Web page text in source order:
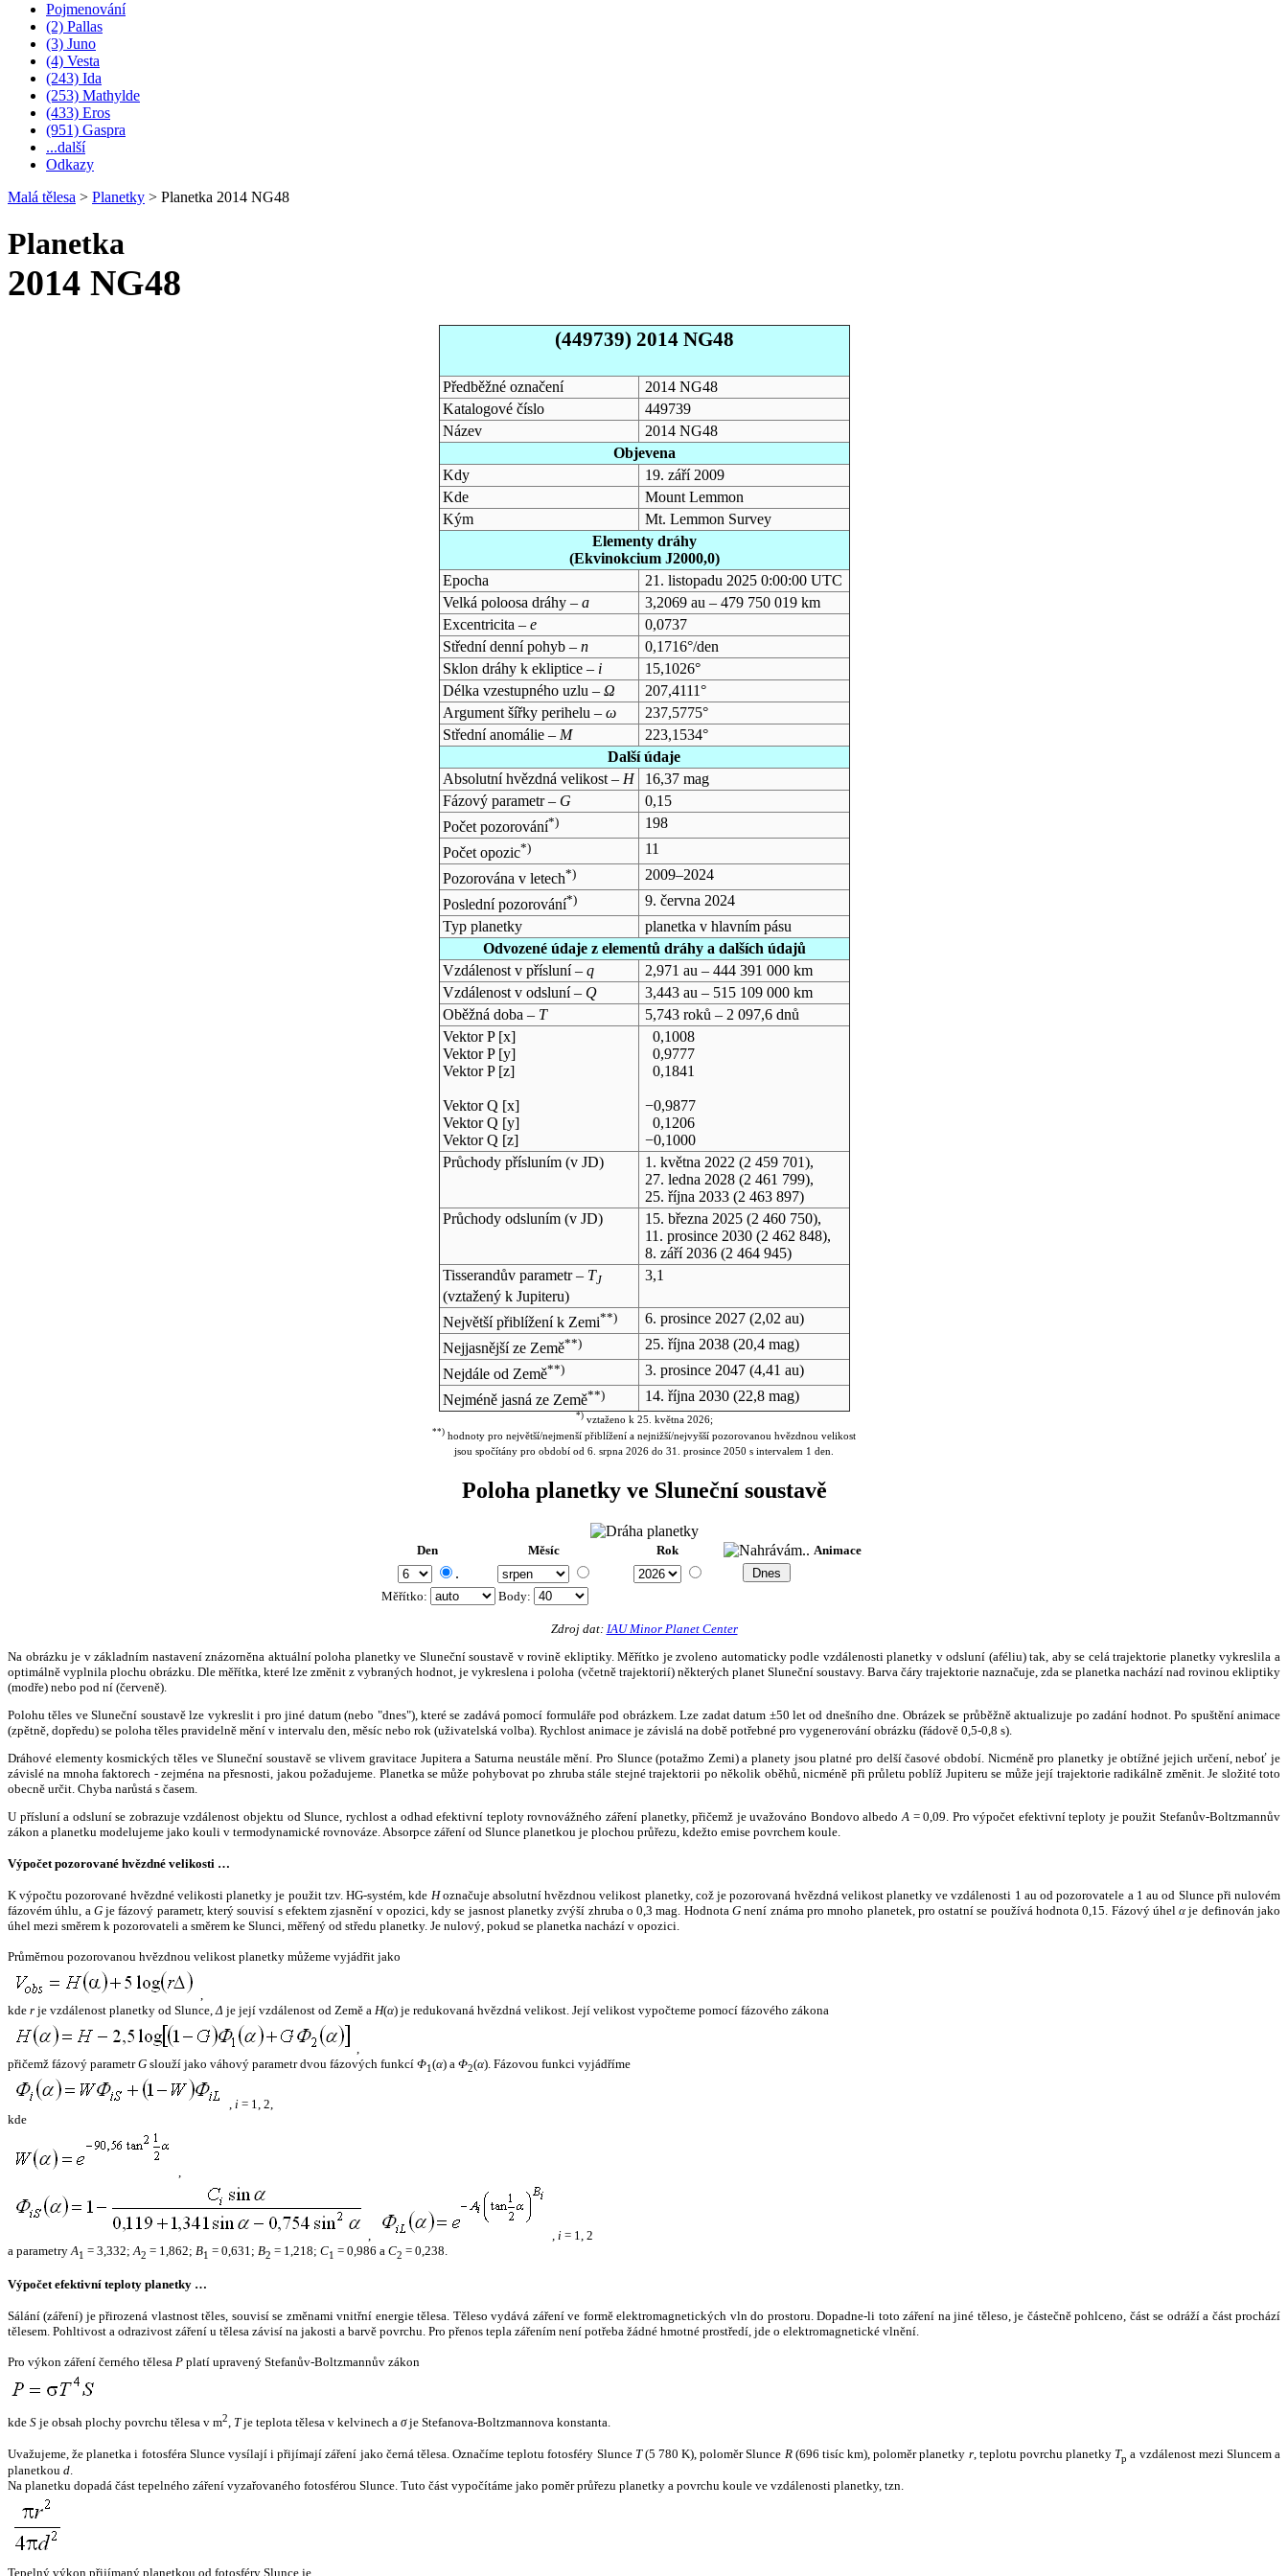
Pojmenování
(2) Pallas
(3) Juno
(4) Vesta
(243) Ida
(253) Mathylde
(433) Eros
(951) Gaspra
...další
Odkazy
Malá tělesa > Planetky > Planetka 2014 NG48
Planetka
2014 NG48
(449739) 2014 NG48
Předběžné označení
2014 NG48
Katalogové číslo
449739
Název
2014 NG48
Objevena
Kdy
19. září 2009
Kde
Mount Lemmon
Kým
Mt. Lemmon Survey
Elementy dráhy
(Ekvinokcium J2000,0)
Epocha
21. listopadu 2025 0:00:00 UTC
Velká poloosa dráhy – a
3,2069 au – 479 750 019 km
Excentricita – e
0,0737
Střední denní pohyb – n
0,1716°/den
Sklon dráhy k ekliptice – i
15,1026°
Délka vzestupného uzlu – Ω
207,4111°
Argument šířky perihelu – ω
237,5775°
Střední anomálie – M
223,1534°
Další údaje
Absolutní hvězdná velikost – H
16,37 mag
Fázový parametr – G
0,15
Počet pozorování*)
198
Počet opozic*)
11
Pozorována v letech*)
2009–2024
Poslední pozorování*)
9. června 2024
Typ planetky
planetka v hlavním pásu
Odvozené údaje z elementů dráhy a dalších údajů
Vzdálenost v přísluní – q
2,971 au – 444 391 000 km
Vzdálenost v odsluní – Q
3,443 au – 515 109 000 km
Oběžná doba – T
5,743 roků – 2 097,6 dnů
Vektor P [x]
Vektor P [y]
Vektor P [z]
Vektor Q [x]
Vektor Q [y]
Vektor Q [z]
0,1008
0,9777
0,1841
−0,9877
0,1206
−0,1000
Průchody přísluním (v JD) 1. května 2022 (2 459 701),
27. ledna 2028(2 461 799),
25. října 2033(2 463 897)
Průchody odsluním (v JD) 15. března 2025(2 460 750),
11. prosince 2030(2 462 848),
8. září 2036(2 464 945)
Tisserandův parametr – TJ
(vztažený k Jupiteru)
3,1
Největší přiblížení k Zemi**) 6. prosince 2027(2,02 au)
Nejjasnější ze Země**) 25. října 2038(20,4 mag)
Nejdále od Země**) 3. prosince 2047(4,41 au)
Nejméně jasná ze Země**) 14. října 2030(22,8 mag)
*)vztaženo k 25. května 2026;
**) hodnoty pro největší/nejmenší přiblížení a nejnižší/nejvyšší pozorovanou hvězdnou velikost
jsou spočítány pro období od 6. srpna 2026 do 31. prosince 2050 s intervalem 1 den.
Poloha planetky ve Sluneční soustavě
Den Měsíc Rok Animace
.
Měřítko: Body:
Zdroj dat: IAU Minor Planet Center
Na obrázku je v základním nastavení znázorněna aktuální poloha planetky ve Sluneční soustavě v rovině ekliptiky. Měřítko je zvoleno automaticky podle vzdálenosti planetky v odsluní (aféliu) tak, aby se celá trajektorie planetky vykreslila a
optimálně vyplnila plochu obrázku. Dle měřítka, které lze změnit z vybraných hodnot, je vykreslena i poloha (včetně trajektorií) některých planet Sluneční soustavy. Barva čáry trajektorie naznačuje, zda se planetka nachází nad rovinou ekliptiky
(modře) nebo pod ní (červeně).
Polohu těles ve Sluneční soustavě lze vykreslit i pro jiné datum (nebo "dnes"), které se zadává pomocí formuláře pod obrázkem. Lze zadat datum ±50 let od dnešního dne. Obrázek se průběžně aktualizuje po zadání hodnot. Po spuštění animace
(zpětně, dopředu) se poloha těles pravidelně mění v intervalu den, měsíc nebo rok (uživatelská volba). Rychlost animace je závislá na době potřebné pro vygenerování obrázku (řádově 0,5-0,8 s).
Dráhové elementy kosmických těles ve Sluneční soustavě se vlivem gravitace Jupitera a Saturna neustále mění. Pro Slunce (potažmo Zemi) a planety jsou platné pro delší časové období. Nicméně pro planetky je obtížné jejich určení, neboť je
závislé na mnoha faktorech - zejména na přesnosti, jakou požadujeme. Planetka se může pohybovat po zhruba stále stejné trajektorii po několik oběhů, nicméně při průletu poblíž Jupiteru se může její trajektorie radikálně změnit. Je složité toto
obecně určit. Chyba narůstá s časem.
U přísluní a odsluní se zobrazuje vzdálenost objektu od Slunce, rychlost a odhad efektivní teploty rovnovážného záření planetky, přičemž je uvažováno Bondovo albedo A = 0,09. Pro výpočet efektivní teploty je použit Stefanův-Boltzmannův
zákon a planetku modelujeme jako kouli v termodynamické rovnováze. Absorpce záření od Slunce planetkou je plochou průřezu, kdežto emise povrchem koule.
Výpočet pozorované hvězdné velikosti …
K výpočtu pozorované hvězdné velikosti planetky je použit tzv. HG-systém, kde Hoznačuje absolutní hvězdnou velikost planetky, což je pozorovaná hvězdná velikost planetky ve vzdálenosti 1 au od pozorovatele a 1 au od Slunce při nulovém
fázovém úhlu, a Gje fázový parametr, který souvisí s efektem zjasnění v opozici, kdy se jasnost planetky zvýší zhruba o 0,3 mag. HodnotaG není známa pro mnoho planetek, pro ostatní se používá hodnota 0,15. Fázový úhelα je definován jako
úhel mezi směrem k pozorovateli a směrem ke Slunci, měřený od středu planetky. Je nulový, pokud se planetka nachází v opozici.
Průměrnou pozorovanou hvězdnou velikost planetky můžeme vyjádřit jako
,
kde r je vzdálenost planetky od Slunce,Δ je její vzdálenost od Země a H(α) je redukovaná hvězdná velikost. Její velikost vypočteme pomocí fázového zákona
,
přičemž fázový parametrG slouží jako váhový parametr dvou fázových funkcí Φ1(α) a Φ2(α). Fázovou funkci vyjádříme
, i = 1, 2,
kde
,
, , i = 1, 2
a parametryA1 = 3,332;A2 = 1,862; B1 = 0,631; B2 = 1,218; C1 = 0,986 a C2 = 0,238.
Výpočet efektivní teploty planetky …
Sálání (záření) je přirozená vlastnost těles, souvisí se změnami vnitřní energie tělesa. Těleso vydává záření ve formě elektromagnetických vln do prostoru. Dopadne-li toto záření na jiné těleso, je částečně pohlceno, část se odráží a část prochází
tělesem. Pohltivost a odrazivost záření u tělesa závisí na jakosti a barvě povrchu. Pro přenos tepla zářením není potřeba žádné hmotné prostředí, jde o elektromagnetické vlnění.
Pro výkon záření černého tělesa P platí upravený Stefanův-Boltzmannův zákon
kde S je obsah plochy povrchu tělesa v m2, Tje teplota tělesa v kelvinech a σje Stefanova-Boltzmannova konstanta.
Uvažujeme, že planetka i fotosféra Slunce vysílají i přijímají záření jako černá tělesa. Označíme teplotu fotosféry Slunce T(5 780 K), poloměr Slunce R(696 tisíc km), poloměr planetky r, teplotu povrchu planetky Tp a vzdálenost mezi Sluncem a
planetkou d.
Na planetku dopadá část tepelného záření vyzařovaného fotosférou Slunce. Tuto část vypočítáme jako poměr průřezu planetky a povrchu koule ve vzdálenosti planetky, tzn.
Tepelný výkon přijímaný planetkou od fotosféry Slunce je